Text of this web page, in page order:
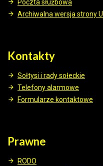
Poczta służbowa
Archiwalna wersja strony
Kontakty
Sołtysi i rady sołeckie
Telefony alarmowe
Formularze kontaktowe
Prawne
RODO